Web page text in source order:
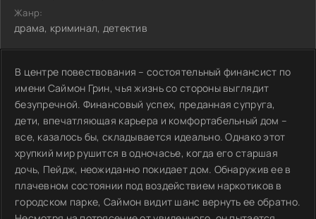
Жанр:
драма, криминал, детектив
В центре повествования – состоятельный финансист по
имени Саймон Грин, чья жизнь со стороны выглядит
безупречной. Финансовый успех, преданная супруга,
дети, впечатляющая карьера и комфортабельный дом –
все, казалось бы, складывается идеально. Однако этот
хрупкий мир рушится в одночасье, когда его старшая
дочь, Пейдж, неожиданно покидает дом. Обнаружив ее в
плачевном состоянии под воздействием наркотиков в
городском парке, Саймон видит шанс вернуть ее обратно.